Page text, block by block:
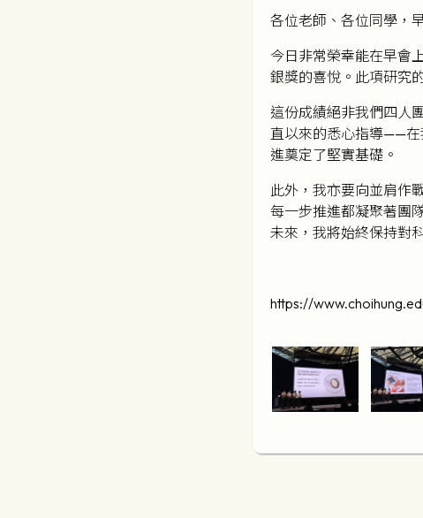
各位老師、各位同學，
今日非常榮幸能在早會
銀獎的喜悅。此項研究
這份成績絕非我們四人
直以來的悉心指導——在
進奠定了堅實基礎。
此外，我亦要向並肩作
每一步推進都凝聚著團
未來，我將始終保持對
https://